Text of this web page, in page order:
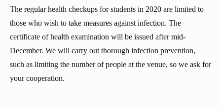
The regular health checkups for students in 2020 are limited to
those who wish to take measures against infection. The
certificate of health examination will be issued after mid-
December. We will carry out thorough infection prevention,
such as limiting the number of people at the venue, so we ask for
your cooperation.